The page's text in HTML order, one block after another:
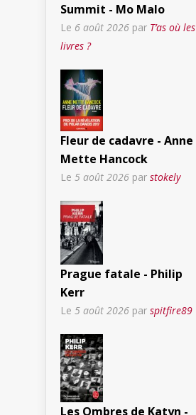
Summit - Mo Malo
Le 6 août 2026 par T’as où les
livres ?
Fleur de cadavre - Anne
Mette Hancock
Le 5 août 2026 par stokely
Prague fatale - Philip
Kerr
Le 5 août 2026 par spitfire89
Les Ombres de Katyn -